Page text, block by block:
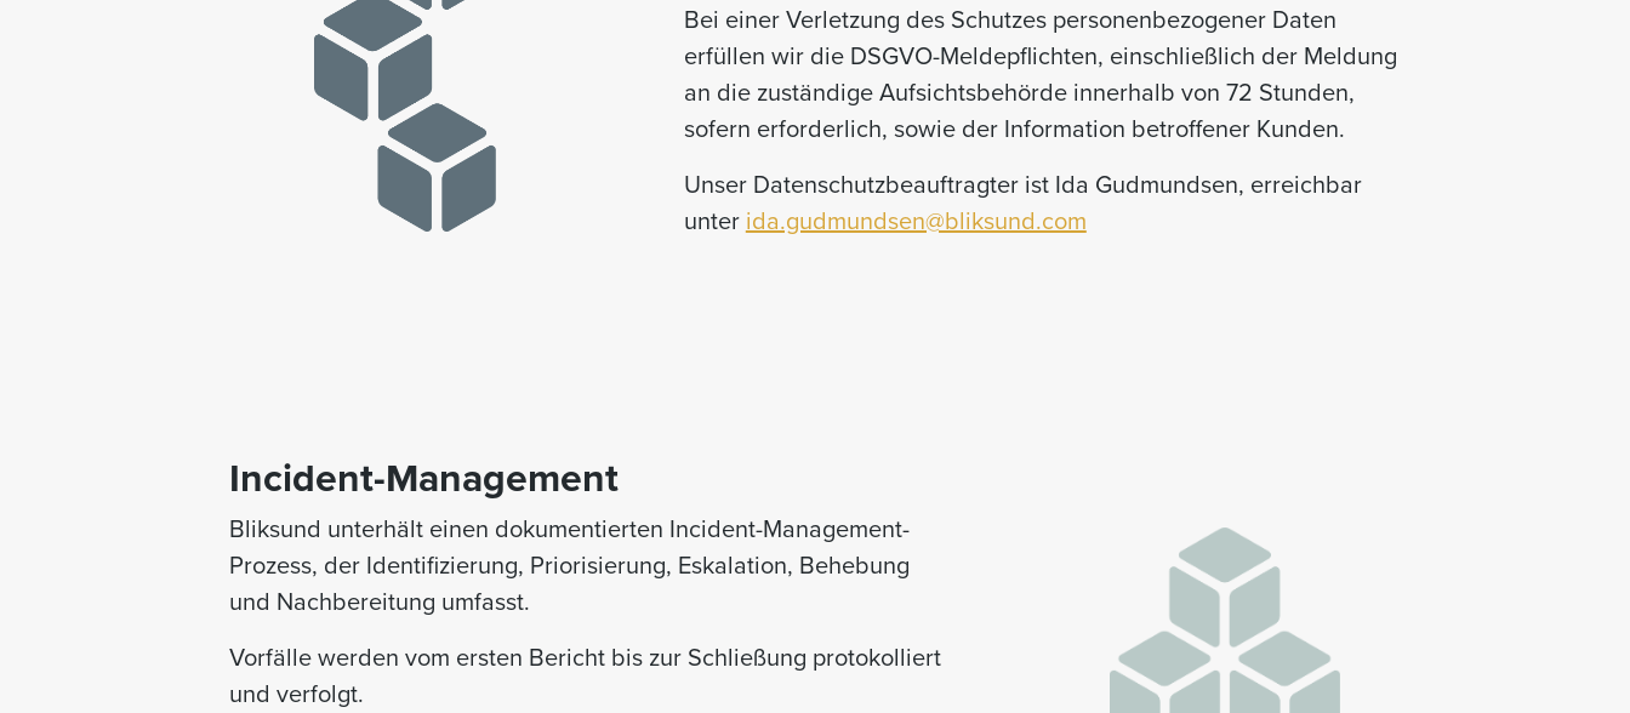
Bei einer Verletzung des Schutzes personenbezogener Daten
erfüllen wir die DSGVO-Meldepflichten, einschließlich der Meldung
an die zuständige Aufsichtsbehörde innerhalb von 72 Stunden,
sofern erforderlich, sowie der Information betroffener Kunden.
Unser Datenschutzbeauftragter ist Ida Gudmundsen, erreichbar
unterida.gudmundsen@bliksund.com
Incident-Management
Bliksund unterhält einen dokumentierten Incident-Management-
Prozess, der Identifizierung, Priorisierung, Eskalation, Behebung
und Nachbereitung umfasst.
Vorfälle werden vom ersten Bericht bis zur Schließung protokolliert
und verfolgt.